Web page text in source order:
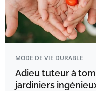
MODE DE VIE DURABLE
Adieu tuteur à
jardiniers